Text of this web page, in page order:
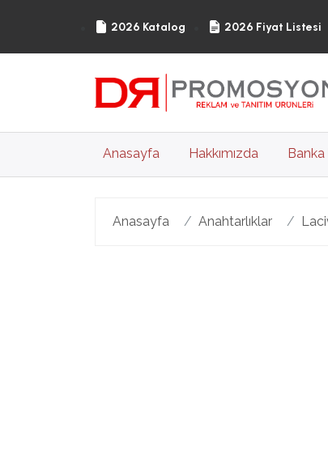
2026 Katalog 2026 Fiyat Listesi
Anasayfa (current)Hakkımızda
Anasayfa Anahtarlıklar